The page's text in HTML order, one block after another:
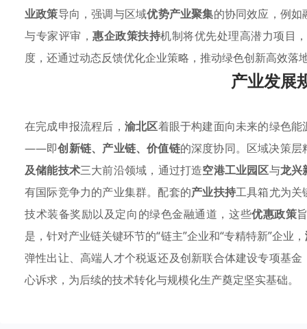
业政策导向，强调与区域优势产业聚集的协同效应，例
与专家评审，惠企政策扶持机制将优先处理高潜力项目
度，还通过动态反馈优化企业策略，推动绿色创新高效落
产业发展
在完成申报流程后， 渝北区着眼于构建面向未来的绿色能
——即创新链、产业链、价值链的深度协同。区域决策层
及储能技术三大前沿领域，通过打造空港工业园区与龙兴
有国际竞争力的产业集群。配套的产业扶持工具箱尤为关
技术装备奖励以及定向的绿色金融通道，这些优惠政策
是，针对产业链关键环节的“链主”企业和“专精特新”企业，
弹性出让、高端人才个税返还及创新联合体建设专项基金
心诉求，为后续的技术转化与规模化生产奠定坚实基础。